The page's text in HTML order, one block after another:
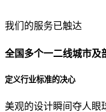
贵公司预算范围是？
贵公司的团队规模是？
我们的服务已触达
全国多个一二线城市及
定义行业标准的决心
美观的设计瞬间夺人眼